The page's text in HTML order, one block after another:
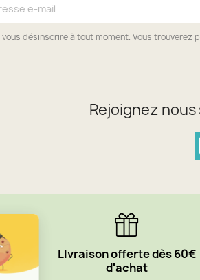
vous désinscrire à tout moment. Vous
Rejoignez
LIvraison offerte dès 60€
d'achat